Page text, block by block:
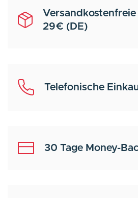
29€ (DE)
Telefonische
30 Tage Money-